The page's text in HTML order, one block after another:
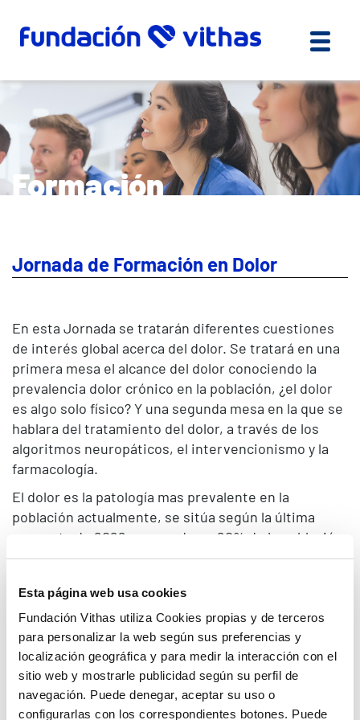
Esta página web usa cookies
Fundación Vithas utiliza Cookies propias y de terceros
para personalizar la web según sus preferencias y
localización geográfica y para medir la interacción con el
sitio web y mostrarle publicidad según su perfil de
navegación. Puede denegar, aceptar su uso o
configurarlas con los correspondientes botones. Puede
Formación
Jornada de Formación en Dolor
En esta Jornada se tratarán diferentes cuestiones
de interés global acerca del dolor. Se tratará en una
primera mesa el alcance del dolor conociendo la
prevalencia dolor crónico en la población, ¿el dolor
es algo solo físico? Y una segunda mesa en la que se
hablara del tratamiento del dolor, a través de los
algoritmos neuropáticos, el intervencionismo y la
farmacología.
El dolor es la patología mas prevalente en la
población actualmente, se sitúa según la última
encuesta de 2022 en mas de un 20% de la población.
Es necesario que los profesionales sanitarios estén
adecuada y conozcan el alcance y opciones
terapeúticas existentes.
La Jornada del será presentada por elDr. Ángel
Ayuso(Director Fundación Vithas), elDr. José Luis
Rey(Gerente Hospital Vithas Valencia 9 de Octubre)
Dr. Carlos Tornero
(Co-director Cátedra Dolor UFV